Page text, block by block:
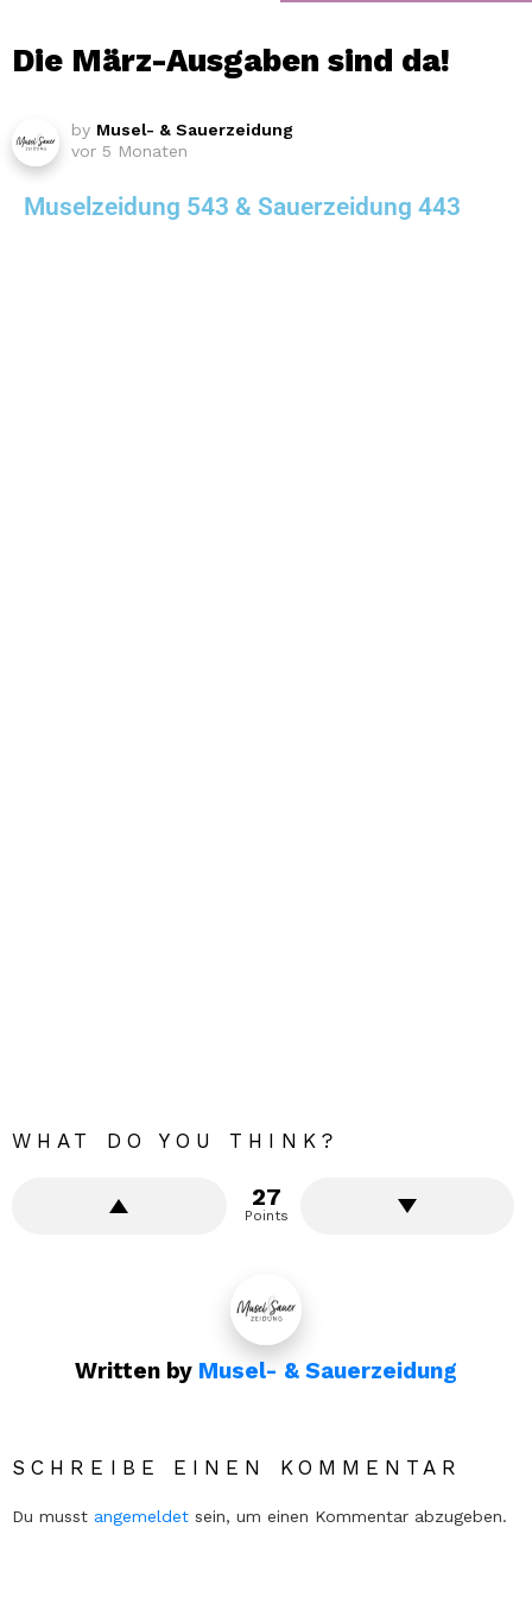
Die März-Ausgaben sind da!
by Musel- & Sauerzeidung
vor 5 Monaten
Muselzeidung 543 & Sauerzeidung 443
WHAT DO YOU THINK?
27
Points
Written by Musel- & Sauerzeidung
SCHREIBE EINEN KOMMENTAR
Du musst angemeldet sein, um einen Kommentar abzugeben.